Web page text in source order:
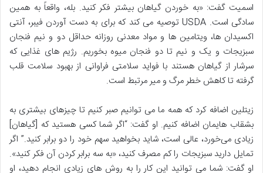
اسمیت گفت: «به خوردن گیاهان بیشتر فکر کنید. بله، واقعاً به همین
سادگی است. USDA توصیه می کند که برای به دست آوردن فیبر، آنتی
اکسیدان ها، ویتامین ها و مواد معدنی روزانه حداقل دو و نیم فنجان
سبزیجات و یک و نیم تا دو فنجان میوه بخوریم. رژیم های غذایی که
سرشار از گیاهان هستند با فواید سلامتی فراوانی از بهبود سلامت قلب
گرفته تا کاهش خطر مرگ و میر مرتبط است.
زیتلین اضافه کرد که همه ما می توانیم صبر کنیم تا چیزهای بیشتری به
بشقاب هایمان اضافه کنیم. او گفت: “اگر شما کسی هستید که [گیاهان]
زیادی می‌خورد، عالی است، شاید بخواهید سهم خود را دو برابر کنید.” اگر
تمایل دارید سبزیجات را کم مصرف کنید، «به سه برابر کردن آن فکر کنید».
او گفت: شما می توانید این کار را به روش های زیادی انجام دهید، او